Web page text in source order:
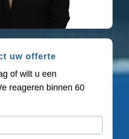
uw offerte
of wilt u een
reageren binnen 60